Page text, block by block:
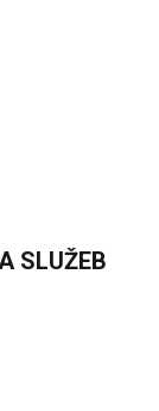
SLUŽEB